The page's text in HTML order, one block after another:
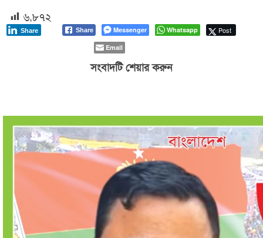
৬,৮৭২
Share Messenger Whatsapp Post
Share
Email
সংবাদটি শেয়ার করুন